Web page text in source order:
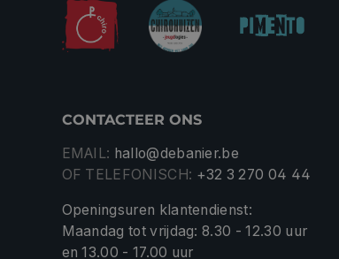
CONTACTEER ONS
EMAIL: hallo@debanier.be
OF TELEFONISCH: +32 3 270 04 44
Openingsuren klantendienst:
Maandag tot vrijdag: 8.30 - 12.30 uur
en 13.00 - 17.00 uur